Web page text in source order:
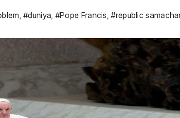
,#duniya, #Pope Francis,#republic